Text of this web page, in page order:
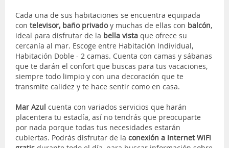
Cada una de sus habitaciones se encuentra equipada
con televisor, baño privadoy muchas de ellas con balcón,
ideal para disfrutar de la bella vista que ofrece su
cercanía al mar. Escoge entre Habitación Individual,
Habitación Doble - 2 camas. Cuenta con camas y sábanas
que te darán el confort que buscas para tus vacaciones,
siempre todo limpio y con una decoración que te
transmite calidez y te hace sentir como en casa.
Mar Azul cuenta con variados servicios que harán
placentera tu estadía, así no tendrás que preocuparte
por nada porque todas tus necesidades estarán
cubiertas. Podrás disfrutar de la conexión a Internet WiFi